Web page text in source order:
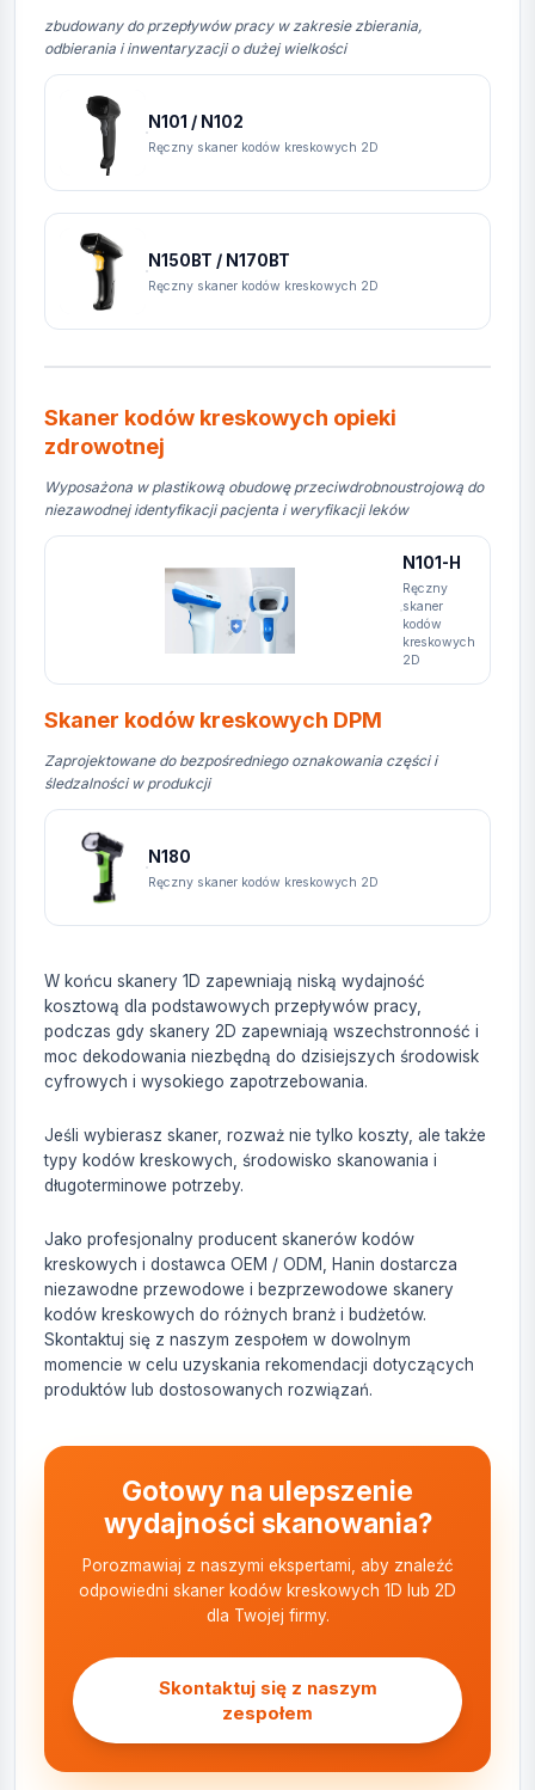
zbudowany do przepływów pracy w zakresie zbierania,
odbierania i inwentaryzacji o dużej wielkości
N101 / N102
Ręczny skaner kodów kreskowych 2D
N150BT / N170BT
Ręczny skaner kodów kreskowych 2D
Skaner kodów kreskowych opieki
zdrowotnej
Wyposażona w plastikową obudowę przeciwdrobnoustrojową do
niezawodnej identyfikacji pacjenta i weryfikacji leków
N101-H
Ręczny
skaner
kodów
kreskowych
2D
Skaner kodów kreskowych DPM
Zaprojektowane do bezpośredniego oznakowania części i
śledzalności w produkcji
N180
Ręczny skaner kodów kreskowych 2D
W końcu skanery 1D zapewniają niską wydajność
kosztową dla podstawowych przepływów pracy,
podczas gdy skanery 2D zapewniają wszechstronność i
moc dekodowania niezbędną do dzisiejszych środowisk
cyfrowych i wysokiego zapotrzebowania.
Jeśli wybierasz skaner, rozważ nie tylko koszty, ale także
typy kodów kreskowych, środowisko skanowania i
długoterminowe potrzeby.
Jako profesjonalny producent skanerów kodów
kreskowych i dostawca OEM / ODM, Hanin dostarcza
niezawodne przewodowe i bezprzewodowe skanery
kodów kreskowych do różnych branż i budżetów.
Skontaktuj się z naszym zespołem w dowolnym
momencie w celu uzyskania rekomendacji dotyczących
produktów lub dostosowanych rozwiązań.
Gotowy na ulepszenie
wydajności skanowania?
Porozmawiaj z naszymi ekspertami, aby znaleźć
odpowiedni skaner kodów kreskowych 1D lub 2D
dla Twojej firmy.
Skontaktuj się z naszym
zespołem